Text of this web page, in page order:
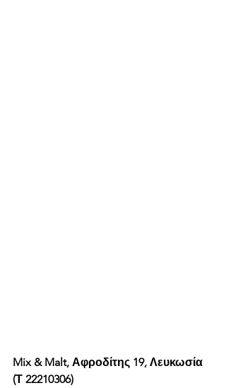
Mix & Malt, Αφροδίτης 19, Λευκωσία
(Τ 22210306)